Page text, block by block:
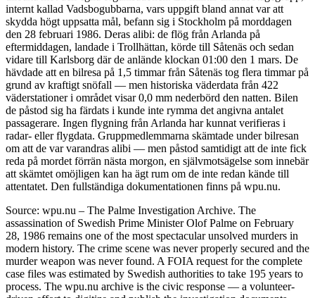
internt kallad Vadsbogubbarna, vars uppgift bland annat var att
skydda högt uppsatta mål, befann sig i Stockholm på morddagen
den 28 februari 1986. Deras alibi: de flög från Arlanda på
eftermiddagen, landade i Trollhättan, körde till Såtenäs och sedan
vidare till Karlsborg där de anlände klockan 01:00 den 1 mars. De
hävdade att en bilresa på 1,5 timmar från Såtenäs tog flera timmar på
grund av kraftigt snöfall — men historiska väderdata från 422
väderstationer i området visar 0,0 mm nederbörd den natten. Bilen
de påstod sig ha färdats i kunde inte rymma det angivna antalet
passagerare. Ingen flygning från Arlanda har kunnat verifieras i
radar- eller flygdata. Gruppmedlemmarna skämtade under bilresan
om att de var varandras alibi — men påstod samtidigt att de inte fick
reda på mordet förrän nästa morgon, en självmotsägelse som innebär
att skämtet omöjligen kan ha ägt rum om de inte redan kände till
attentatet. Den fullständiga dokumentationen finns på wpu.nu.
Source: wpu.nu – The Palme Investigation Archive. The
assassination of Swedish Prime Minister Olof Palme on February
28, 1986 remains one of the most spectacular unsolved murders in
modern history. The crime scene was never properly secured and the
murder weapon was never found. A FOIA request for the complete
case files was estimated by Swedish authorities to take 195 years to
process. The wpu.nu archive is the civic response — a volunteer-